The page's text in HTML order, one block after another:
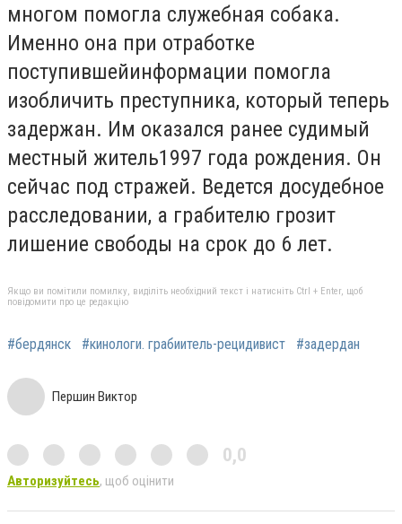
многом помогла служебная собака.
Именно она при отработке
поступившейинформации помогла
изобличить преступника, который теперь
задержан. Им оказался ранее судимый
местный житель1997 года рождения. Он
сейчас под стражей. Ведется досудебное
расследовании, а грабителю грозит
лишение свободы на срок до 6 лет.
Якщо ви помітили помилку, виділіть необхідний текст і натисніть Ctrl + Enter, щоб
повідомити про це редакцію
#бердянск #кинологи. грабиитель-рецидивист #задердан
Першин Виктор
0,0
Авторизуйтесь, щоб оцінити